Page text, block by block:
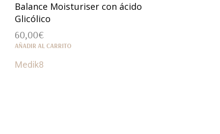
Balance Moisturiser con ácido
Glicólico
60,00€
AÑADIR AL CARRITO
Medik8